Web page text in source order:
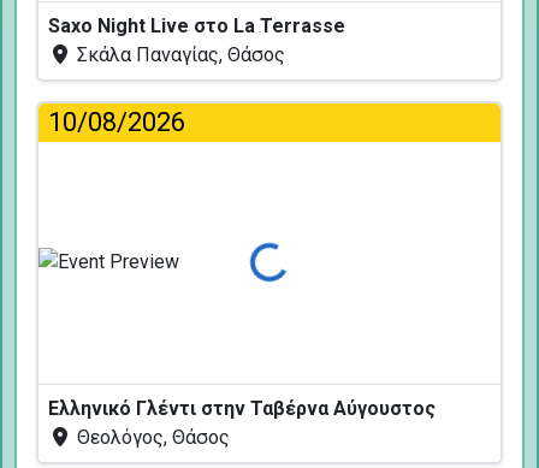
Saxo Night Live στο La Terrasse
Σκάλα Παναγίας, Θάσος
10/08/2026
Φόρτωση...
Ελληνικό Γλέντι στην Ταβέρνα Αύγουστος
Θεολόγος, Θάσος